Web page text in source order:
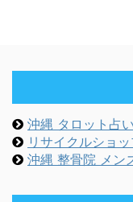
沖縄 タロット占い
リサイクルショ
沖縄 整骨院 メン